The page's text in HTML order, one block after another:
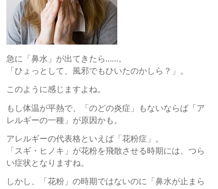
急に「鼻水」が出てきたら……。
「ひょっとして、風邪でもひいたのかしら？」。
このように感じますよね。
もし体温が平熱で、「のどの炎症」もないならば「ア
レルギーの一種」が原因かも。
アレルギーの代表格といえば「花粉症」。
「スギ・ヒノキ」が花粉を飛散させる時期には、つら
い症状となりますね。
しかし、「花粉」の時期ではないのに「鼻水が止まら